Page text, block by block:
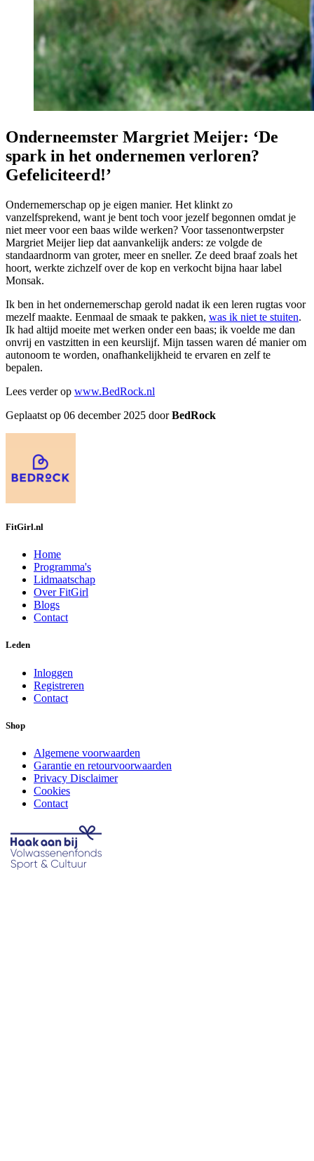
Onderneemster Margriet Meijer: ‘De
spark in het ondernemen verloren?
Gefeliciteerd!’
Ondernemerschap op je eigen manier. Het klinkt zo
vanzelfsprekend, want je bent toch voor jezelf begonnen omdat je
niet meer voor een baas wilde werken? Voor tassenontwerpster
Margriet Meijer liep dat aanvankelijk anders: ze volgde de
standaardnorm van groter, meer en sneller. Ze deed braaf zoals het
hoort, werkte zichzelf over de kop en verkocht bijna haar label
Monsak.
Ik ben in het ondernemerschap gerold nadat ik een leren rugtas voor
mezelf maakte. Eenmaal de smaak te pakken, was ik niet te stuiten.
Ik had altijd moeite met werken onder een baas; ik voelde me dan
onvrij en vastzitten in een keurslijf. Mijn tassen waren dé manier om
autonoom te worden, onafhankelijkheid te ervaren en zelf te
bepalen.
Lees verder op www.BedRock.nl
Geplaatst op 06 december 2025 doorBedRock
FitGirl.nl
Home
Programma's
Lidmaatschap
Over FitGirl
Blogs
Contact
Leden
Inloggen
Registreren
Contact
Shop
Algemene voorwaarden
Garantie en retourvoorwaarden
Privacy Disclaimer
Cookies
Contact